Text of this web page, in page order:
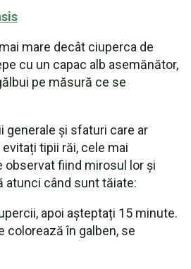
mare decât ciuperca de
cu un capac alb asemănător,
pe măsură ce se
generale și sfaturi care ar
tipii răi, cele mai
observat fiind mirosul lor și
atunci când sunt tăiate:
apoi așteptați 15 minute.
colorează în galben, se